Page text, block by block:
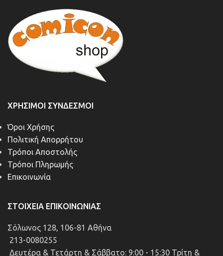
ΧΡΉΣΙΜΟΙ ΣΎΝΔΕΣΜΟΙ
Όροι Χρήσης
Πολιτική Απορρήτου
Τρόποι Αποστολής
Τρόποι Πληρωμής
Επικοινωνία
ΣΤΟΙΧΕΊΑ ΕΠΙΚΟΙΝΩΝΊΑΣ
Σόλωνος 128, 106-81 Αθήνα
213-0080255
Δευτέρα & Τετάρτη & Σάββατο: 9:00 - 15:30 Τρίτη &